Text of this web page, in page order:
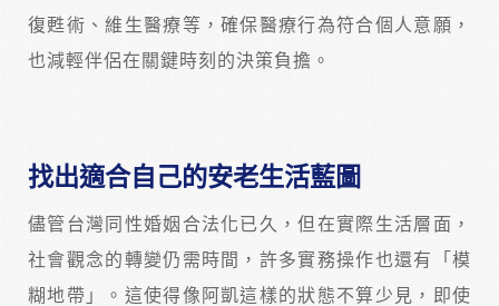
復甦術、維生醫療等，確保醫療行為符合個人意願，
也減輕伴侶在關鍵時刻的決策負擔。
找出適合自己的安老生活藍圖
儘管台灣同性婚姻合法化已久，但在實際生活層面，
社會觀念的轉變仍需時間，許多實務操作也還有「模
糊地帶」。這使得像阿凱這樣的狀態不算少見，即使